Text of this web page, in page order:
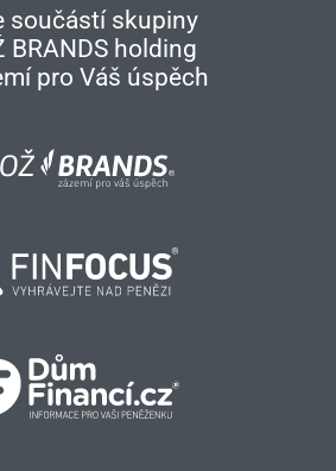
součástí skupiny
BRANDS holding
pro Váš úspěch